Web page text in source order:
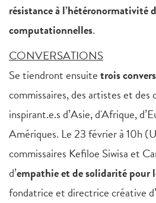
résistance à l’hétéronormativité
computationnelles.
CONVERSATIONS
Se tiendront ensuitetrois
commissaires, des artistes et des
inspirant.e.s d’Asie, d'Afrique,
Amériques. Le 23 février à 10h
commissaires Kefiloe Siwisa et
d’empathie et de solidarité pour
fondatrice et directrice créative d’